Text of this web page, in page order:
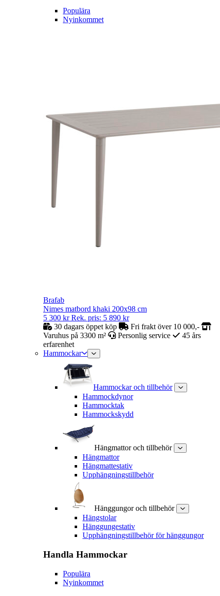
Populära
Nyinkommet
Brafab
Nimes matbord khaki 200x98 cm
5 300 kr Rek. pris: 5 890 kr
30 dagars öppet köp
Fri frakt över 10 000,-
Varuhus på 3300 m²
Personlig service
45 års
erfarenhet
Hammockar
Hammockar och tillbehör
Hammockdynor
Hammocktak
Hammockskydd
Hängmattor och tillbehör
Hängmattor
Hängmattestativ
Upphängningstillbehör
Hänggungor och tillbehör
Hängstolar
Hänggungestativ
Upphängningstillbehör för hänggungor
Handla Hammockar
Populära
Nyinkommet